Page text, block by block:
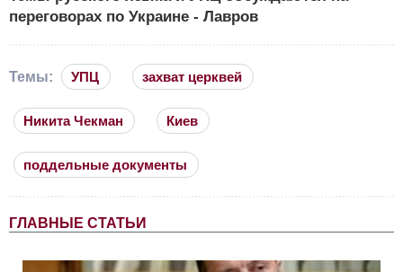
переговорах по Украине - Лавров
Темы: УПЦ захват церквей
Никита Чекман Киев
поддельные документы
ГЛАВНЫЕ СТАТЬИ